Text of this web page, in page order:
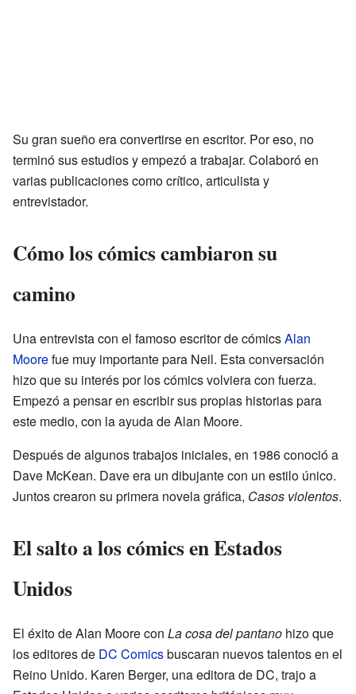
Su gran sueño era convertirse en escritor. Por eso, no
terminó sus estudios y empezó a trabajar. Colaboró en
varias publicaciones como crítico, articulista y
entrevistador.
Cómo los cómics cambiaron su
camino
Una entrevista con el famoso escritor de cómicsAlan
Moorefue muy importante para Neil. Esta conversación
hizo que su interés por los cómics volviera con fuerza.
Empezó a pensar en escribir sus propias historias para
este medio, con la ayuda de Alan Moore.
Después de algunos trabajos iniciales, en 1986 conoció a
Dave McKean. Dave era un dibujante con un estilo único.
Juntos crearon su primera novela gráfica, Casos violentos.
El salto a los cómics en Estados
Unidos
El éxito de Alan Moore con La cosa del pantano hizo que
los editores de DC Comicsbuscaran nuevos talentos en el
Reino Unido. Karen Berger, una editora de DC, trajo a